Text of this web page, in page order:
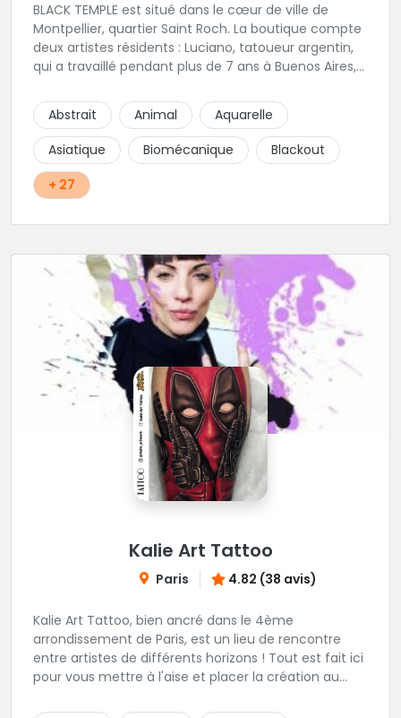
BLACK TEMPLE est situé dans le cœur de ville de
Montpellier, quartier Saint Roch. La boutique compte
deux artistes résidents : Luciano, tatoueur argentin,
qui a travaillé pendant plus de 7 ans à Buenos Aires,
qui a travaillé dans plusieurs boutiques de la ville
avant de rejoindre notre équipe. La boutique
accueille plusieurs artistes tatoueurs en tant que
guests tout au long de l'année afin de proposer
d'autres styles.
Abstrait Animal
Aquarelle
Asiatique
Biomécanique
Blackout
+ 27
Kalie Art Tattoo
Paris 4.82 (38 avis)
Kalie Art Tattoo, bien ancré dans le 4ème
arrondissement de Paris, est un lieu de rencontre
entre artistes de différents horizons ! Tout est fait ici
pour vous mettre à l'aise et placer la création au